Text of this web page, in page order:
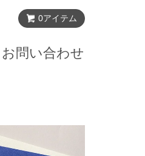
0アイテム
お問い合わせ